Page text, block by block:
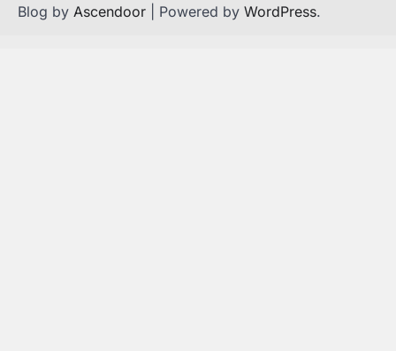
Blog by Ascendoor | Powered by WordPress.